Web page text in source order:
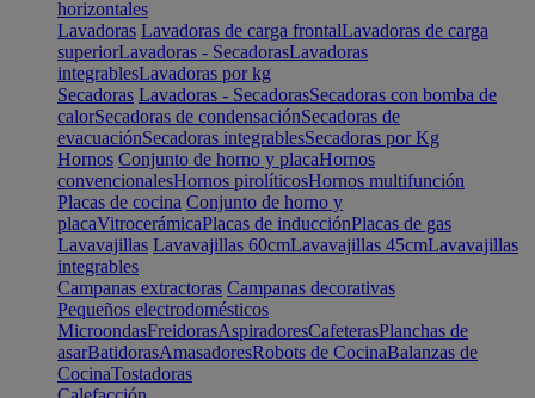
horizontales
Lavadoras Lavadoras de carga frontalLavadoras de carga
superiorLavadoras - SecadorasLavadoras
integrablesLavadoras por kg
Secadoras Lavadoras - SecadorasSecadoras con bomba de
calorSecadoras de condensaciónSecadoras de
evacuaciónSecadoras integrablesSecadoras por Kg
Hornos Conjunto de horno y placaHornos
convencionalesHornos pirolíticosHornos multifunción
Placas de cocina Conjunto de horno y
placaVitrocerámicaPlacas de inducciónPlacas de gas
Lavavajillas Lavavajillas 60cmLavavajillas 45cmLavavajillas
integrables
Campanas extractoras Campanas decorativas
Pequeños electrodomésticos
MicroondasFreidorasAspiradoresCafeterasPlanchas de
asarBatidorasAmasadoresRobots de CocinaBalanzas de
CocinaTostadoras